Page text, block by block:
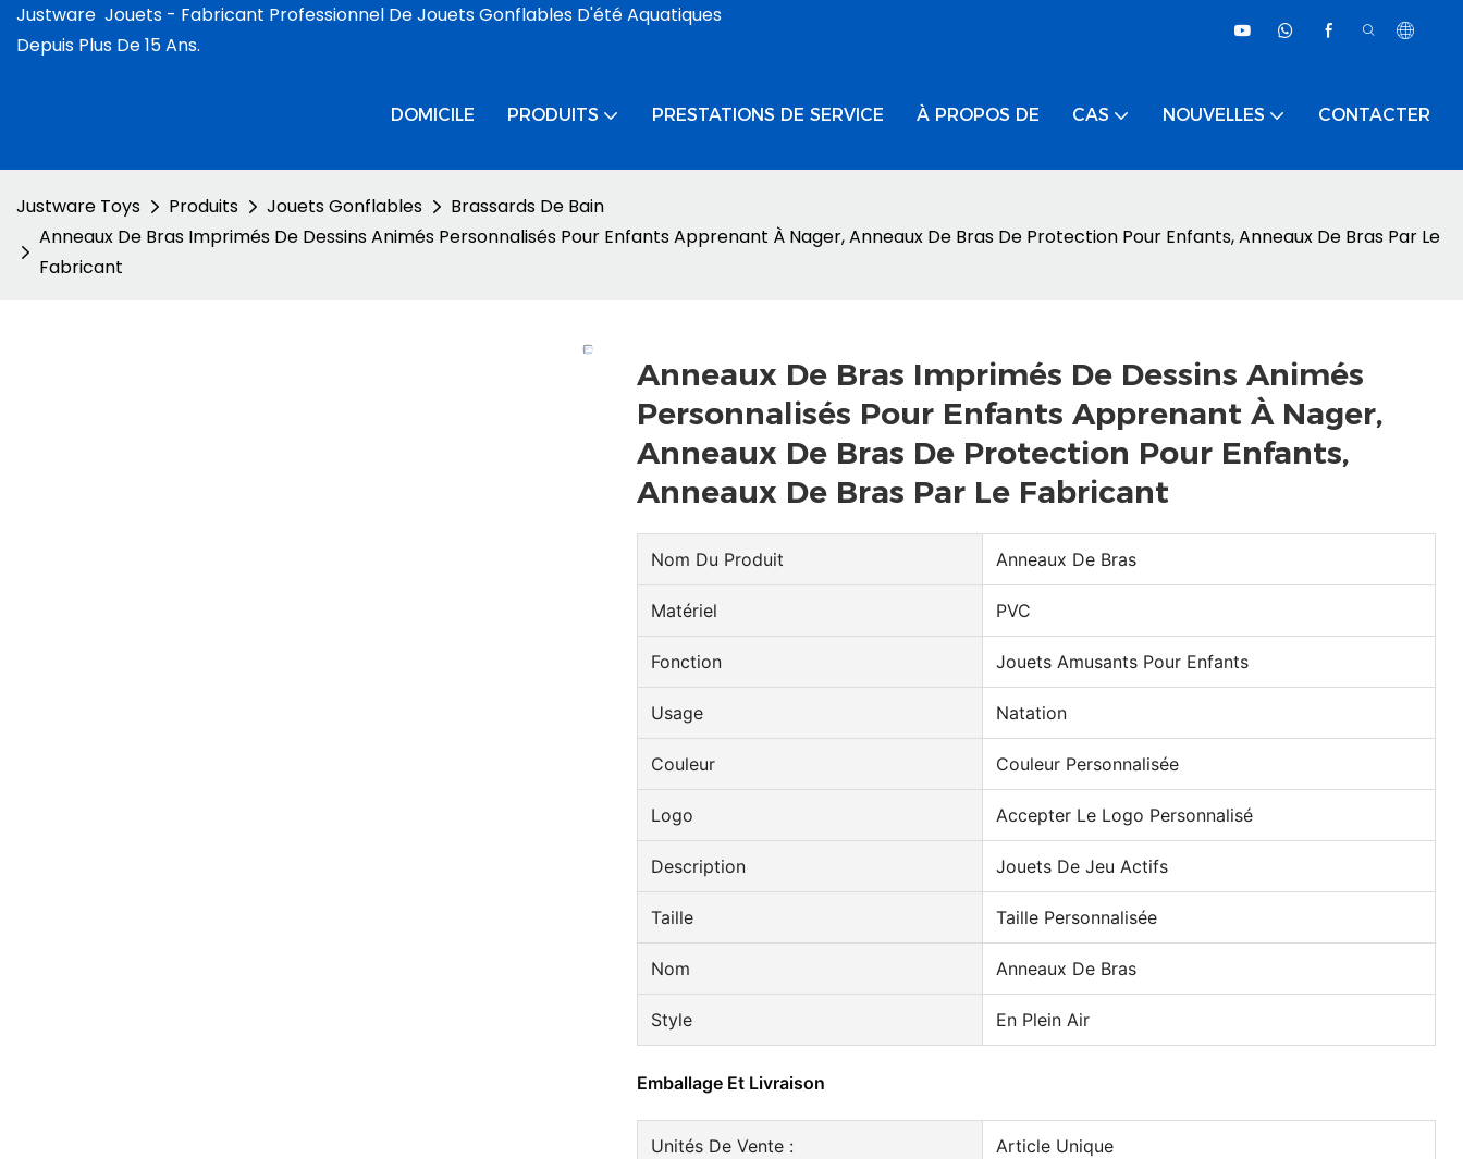
Justware Jouets - Fabricant Professionnel De Jouets Gonflables D'été Aquatiques
Depuis Plus De 15 Ans.
DOMICILE PRODUITS PRESTATIONS DE SERVICE À PROPOS DE CAS NOUVELLES CONTACTER
Justware Toys Produits Jouets Gonflables
Brassards De Bain
Anneaux De Bras Imprimés De Dessins Animés Personnalisés Pour Enfants Apprenant À Nager, Anneaux De Bras De Protection Pour Enfants, Anneaux De Bras Par Le
Fabricant
Anneaux De Bras Imprimés De Dessins Animés
Personnalisés Pour Enfants Apprenant À Nager,
Anneaux De Bras De Protection Pour Enfants,
Anneaux De Bras Par Le Fabricant
Nom Du Produit Anneaux De Bras
Matériel PVC
Fonction Jouets Amusants Pour Enfants
Usage Natation
Couleur Couleur Personnalisée
Logo Accepter Le Logo Personnalisé
Description Jouets De Jeu Actifs
Taille Taille Personnalisée
Nom Anneaux De Bras
Style En Plein Air
Emballage Et Livraison
Unités De Vente : Article Unique